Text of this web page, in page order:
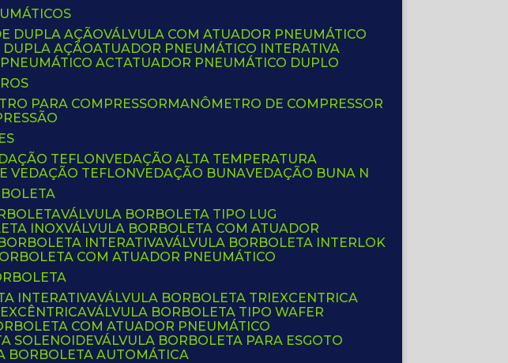
DUPLA AÇÃO VÁLVULA COM ATUADOR PNEUMÁTICO
DUPLA AÇÃO
ATUADOR PNEUMÁTICO INTERATIVA
PNEUMÁTICO ACT
ATUADOR PNEUMÁTICO DUPLO
PARA COMPRESSOR
MANÔMETRO DE COMPRESSOR
TEFLON
VEDAÇÃO ALTA TEMPERATURA
VEDAÇÃO TEFLON VEDAÇÃO BUNA VEDAÇÃO BUNA N
VÁLVULA BORBOLETA TIPO LUG
INOX VÁLVULA BORBOLETA COM ATUADOR
INTERATIVA VÁLVULA BORBOLETA INTERLOK
COM ATUADOR PNEUMÁTICO
INTERATIVA VÁLVULA BORBOLETA TRIEXCENTRICA
VÁLVULA BORBOLETA TIPO WAFER
COM ATUADOR PNEUMÁTICO
SOLENOIDE VÁLVULA BORBOLETA PARA ESGOTO
BORBOLETA AUTOMÁTICA